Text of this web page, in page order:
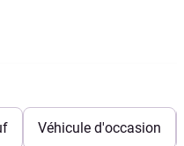
Véhicule d'occasion